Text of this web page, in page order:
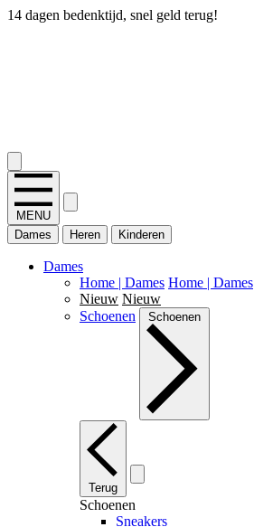
14 dagen bedenktijd, snel geld terug!
MENU
Dames
Heren Kinderen
Dames
Home | Dames Home | Dames
Nieuw Nieuw
Schoenen
Schoenen
Terug
Schoenen
Sneakers